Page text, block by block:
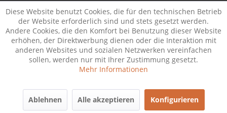
Diese Website benutzt Cookies, die für den technischen Betrieb
der Website erforderlich sind und stets gesetzt werden.
Andere Cookies, die den Komfort bei Benutzung dieser Website
erhöhen, der Direktwerbung dienen oder die Interaktion mit
anderen Websites und sozialen Netzwerken vereinfachen
sollen, werden nur mit Ihrer Zustimmung gesetzt.
Mehr Informationen
Ablehnen Alle akzeptieren Konfigurieren